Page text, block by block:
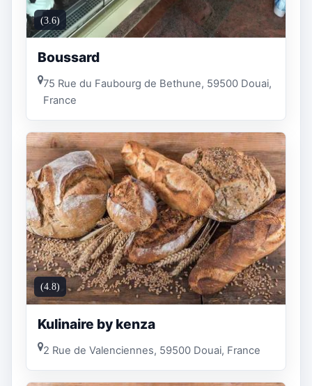
(3.6)
Boussard
75 Rue du Faubourg de Bethune, 59500 Douai,
France
(4.8)
Kulinaire by kenza
2 Rue de Valenciennes, 59500 Douai, France